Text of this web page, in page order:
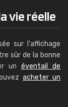
vie réelle
sur l'affichage
sûr de la bonne
un éventail de
acheter un